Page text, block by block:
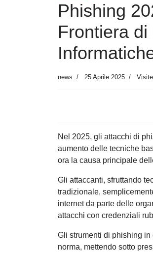
Phishing
Frontiera
news 25 Aprile 2025
Nel 2025, gli attacchi di
aumento delle tecniche
ora la causa principale
Gli attaccanti, sfruttando
tradizionale,
internet da parte delle
attacchi con credenziali
Gli strumenti di phishing
norma, mettendo sotto